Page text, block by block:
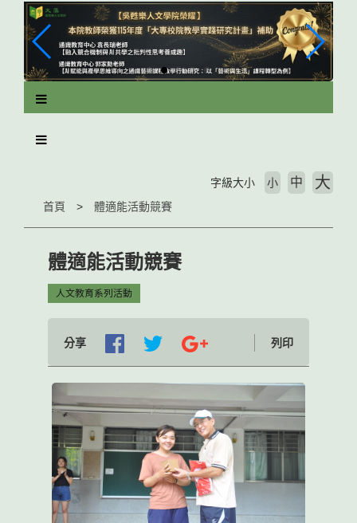
首頁 體適能活動競賽
字級大小 小 中 大
體適能活動競賽
人文教育系列活動
分享 列印